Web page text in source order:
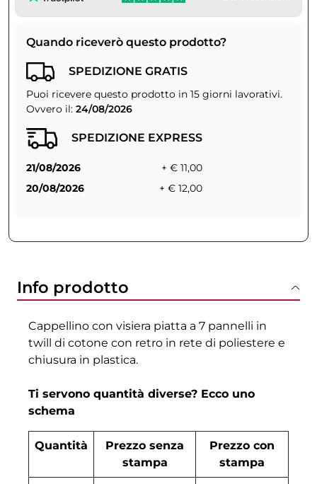
Quando riceverò questo prodotto?
SPEDIZIONE GRATIS
Puoi ricevere questo prodotto in 15 giorni lavorativi.
Ovvero il: 24/08/2026
SPEDIZIONE EXPRESS
21/08/2026
+ € 11,00
20/08/2026
+ € 12,00
Info prodotto
Cappellino con visiera piatta a 7 pannelli in
twill di cotone con retro in rete di poliestere e
chiusura in plastica.
Ti servono quantità diverse? Ecco uno
schema
Quantità
Prezzo senza
stampa
Prezzo con
stampa